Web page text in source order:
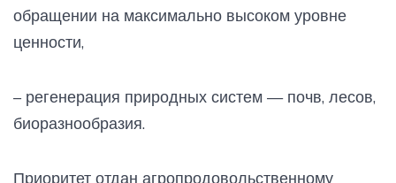
обращении на максимально высоком уровне
ценности,
– регенерация природных систем — почв, лесов,
биоразнообразия.
Приоритет отдан агропродовольственному